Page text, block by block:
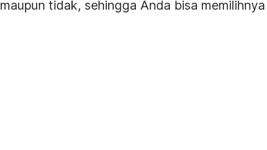
maupun tidak, sehingga Anda bisa